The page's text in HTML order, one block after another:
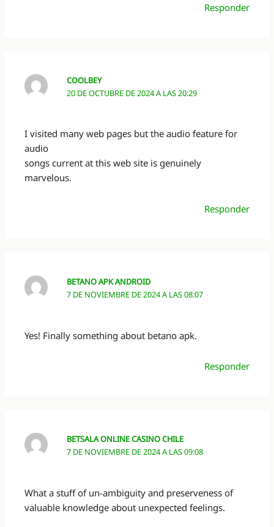
Responder
COOLBEY
20 DE OCTUBRE DE 2024 A LAS 20:29
I visited many web pages but the audio feature for
audio
songs current at this web site is genuinely
marvelous.
Responder
BETANO APK ANDROID
7 DE NOVIEMBRE DE 2024 A LAS 08:07
Yes! Finally something about betano apk.
Responder
BETSALA ONLINE CASINO CHILE
7 DE NOVIEMBRE DE 2024 A LAS 09:08
What a stuff of un-ambiguity and preserveness of
valuable knowledge about unexpected feelings.